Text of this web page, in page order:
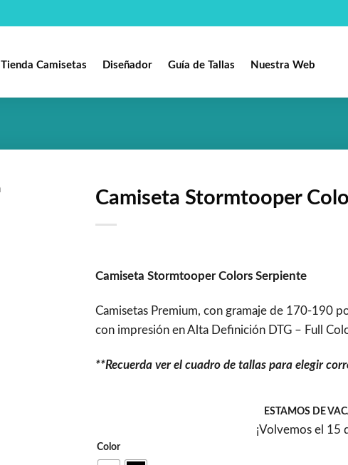
Tienda Camisetas Diseñador Guía de Tallas Nuestra Web
Camiseta Stormtooper
Camiseta Stormtooper Colors Serpiente
Camisetas Premium, con gramaje de 170-190
con impresión en Alta Definición DTG – Full
**Recuerda ver el cuadro de tallas para elegir
ESTAMOS DE
¡Volvemos el 15
Color